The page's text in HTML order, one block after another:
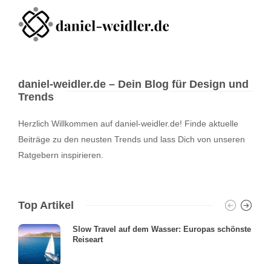
daniel-weidler.de – Dein Blog für Design und
Trends
Herzlich Willkommen auf daniel-weidler.de! Finde aktuelle
Beiträge zu den neusten Trends und lass Dich von unseren
Ratgebern inspirieren.
Top Artikel
Slow Travel auf dem Wasser: Europas schönste
Reiseart